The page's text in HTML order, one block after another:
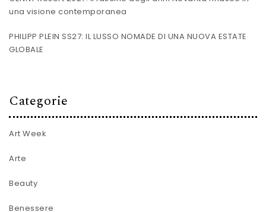
una visione contemporanea
PHILIPP PLEIN SS27: IL LUSSO NOMADE DI UNA NUOVA ESTATE
GLOBALE
Categorie
Art Week
Arte
Beauty
Benessere